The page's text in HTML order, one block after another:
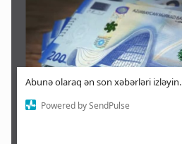
Abunə olaraq ən son xəbərləri izləyin.
Powered by SendPulse